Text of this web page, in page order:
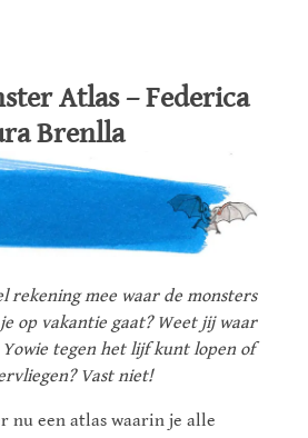
Atlas – Federica
Brenlla
rekening mee waar de monsters
op vakantie gaat? Weet jij waar
Yowie tegen het lijf kunt lopen of
Vast niet!
nu een atlas waarin je alle